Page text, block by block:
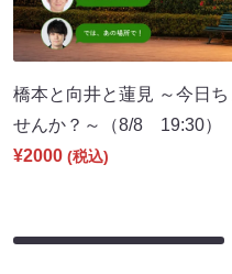
橋本と向井と蓮見 ～今日ち
せんか？～（8/8 19:30）
¥2000 (税込)